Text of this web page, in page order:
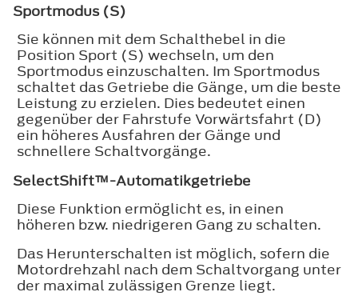
Sportmodus (S)
Sie können mit dem Schalthebel in die
Position Sport (S) wechseln, um den
Sportmodus einzuschalten. Im Sportmodus
schaltet das Getriebe die Gänge, um die beste
Leistung zu erzielen. Dies bedeutet einen
gegenüber der Fahrstufe Vorwärtsfahrt (D)
ein höheres Ausfahren der Gänge und
schnellere Schaltvorgänge.
SelectShift™-Automatikgetriebe
Diese Funktion ermöglicht es, in einen
höheren bzw. niedrigeren Gang zu schalten.
Das Herunterschalten ist möglich, sofern die
Motordrehzahl nach dem Schaltvorgang unter
der maximal zulässigen Grenze liegt.